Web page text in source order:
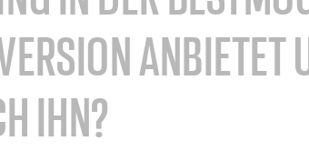
ANBIETET
IHN?